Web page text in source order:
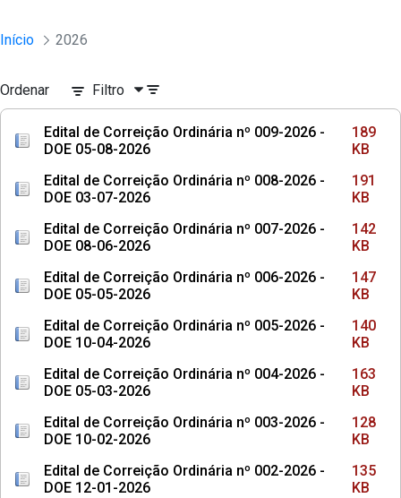
Início 2026
Ordenar Filtro
Edital de Correição Ordinária nº 009-2026 -
DOE 05-08-2026
189
KB
Edital de Correição Ordinária nº 008-2026 -
DOE 03-07-2026
191
KB
Edital de Correição Ordinária nº 007-2026 -
DOE 08-06-2026
142
KB
Edital de Correição Ordinária nº 006-2026 -
DOE 05-05-2026
147
KB
Edital de Correição Ordinária nº 005-2026 -
DOE 10-04-2026
140
KB
Edital de Correição Ordinária nº 004-2026 -
DOE 05-03-2026
163
KB
Edital de Correição Ordinária nº 003-2026 -
DOE 10-02-2026
128
KB
Edital de Correição Ordinária nº 002-2026 -
DOE 12-01-2026
135
KB